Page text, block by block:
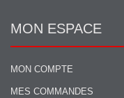
MON ESPACE
MON COMPTE
MES COMMANDES